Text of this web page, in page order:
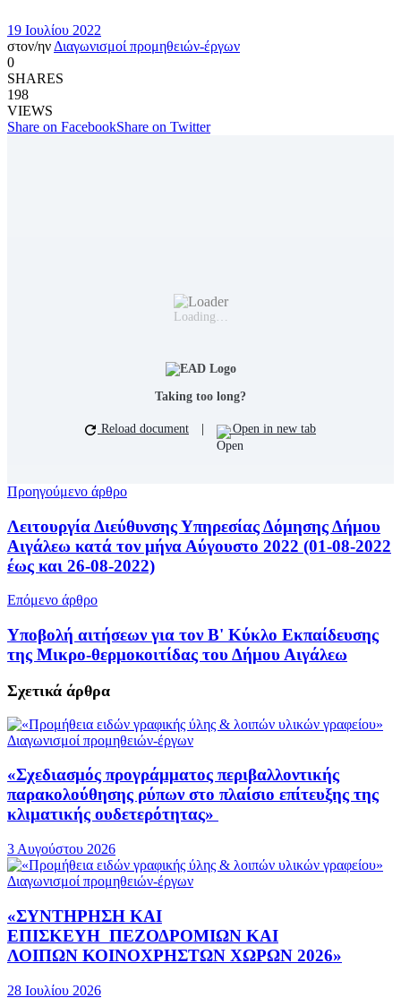
19 Ιουλίου 2022
στον/ην Διαγωνισμοί προμηθειών-έργων
0
SHARES
198
VIEWS
Share on FacebookShare on Twitter
Loading…
Taking too long?
Reload document Open in new tab
Προηγούμενο άρθρο
Λειτουργία Διεύθυνσης Υπηρεσίας Δόμησης Δήμου
Αιγάλεω κατά τον μήνα Αύγουστο 2022 (01-08-2022
έως και 26-08-2022)
Επόμενο άρθρο
Υποβολή αιτήσεων για τον Β' Κύκλο Εκπαίδευσης
της Μικρο-θερμοκοιτίδας του Δήμου Αιγάλεω
Σχετικά άρθρα
Διαγωνισμοί προμηθειών-έργων
«Σχεδιασμός προγράμματος περιβαλλοντικής
παρακολούθησης ρύπων στο πλαίσιο επίτευξης της
κλιματικής ουδετερότητας»
3 Αυγούστου 2026
Διαγωνισμοί προμηθειών-έργων
«ΣΥΝΤΗΡΗΣΗ ΚΑΙ
ΕΠΙΣΚΕΥΗ ΠΕΖΟΔΡΟΜΙΩΝ ΚΑΙ
ΛΟΙΠΩΝ ΚΟΙΝΟΧΡΗΣΤΩΝ ΧΩΡΩΝ 2026»
28 Ιουλίου 2026